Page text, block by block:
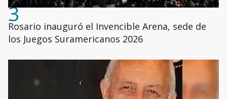
3
Rosario inauguró el Invencible Arena, sede de
los Juegos Suramericanos 2026